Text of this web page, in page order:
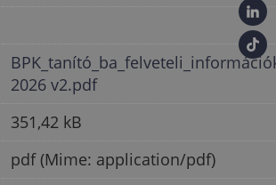
2026 v2.pdf
351,42 kB
pdf (Mime: application/pdf)